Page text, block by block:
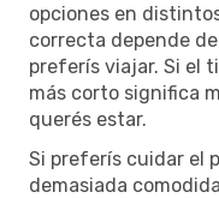
opciones en
correcta depende
preferís viajar. Si el
más corto significa
querés estar.
Si preferís cuidar el
demasiada